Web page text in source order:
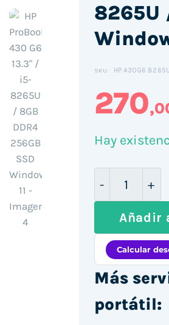
8265U
SKU:
270
Hay
HP
Añadir
Más
portátil: